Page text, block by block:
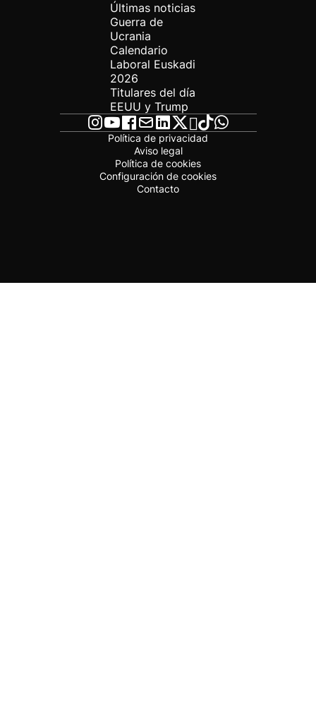
Últimas noticias
Guerra de
Ucrania
Calendario
Laboral Euskadi
2026
Titulares del día
EEUU y Trump
Política de privacidad
Aviso legal
Política de cookies
Configuración de cookies
Contacto